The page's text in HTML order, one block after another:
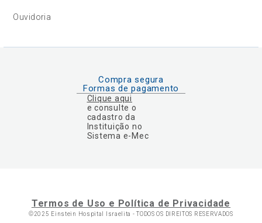
Ouvidoria
Compra segura
Formas de pagamento
Clique aqui
e consulte o
cadastro da
Instituição no
Sistema e-Mec
Termos de Uso e Política de Privacidade
©2025 Einstein Hospital Israelita -TODOS OS DIREITOS RESERVADOS